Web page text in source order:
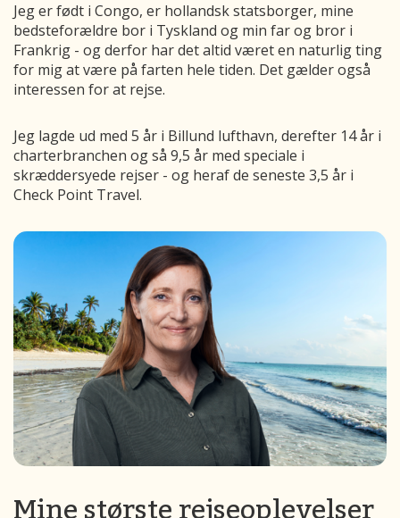
Jeg er født i Congo, er hollandsk statsborger, mine
bedsteforældre bor i Tyskland og min far og bror i
Frankrig - og derfor har det altid været en naturlig ting
for mig at være på farten hele tiden. Det gælder også
interessen for at rejse.
Jeg lagde ud med 5 år i Billund lufthavn, derefter 14 år i
charterbranchen og så 9,5 år med speciale i
skræddersyede rejser - og heraf de seneste 3,5 år i
Check Point Travel.
Mine største rejseoplevelser